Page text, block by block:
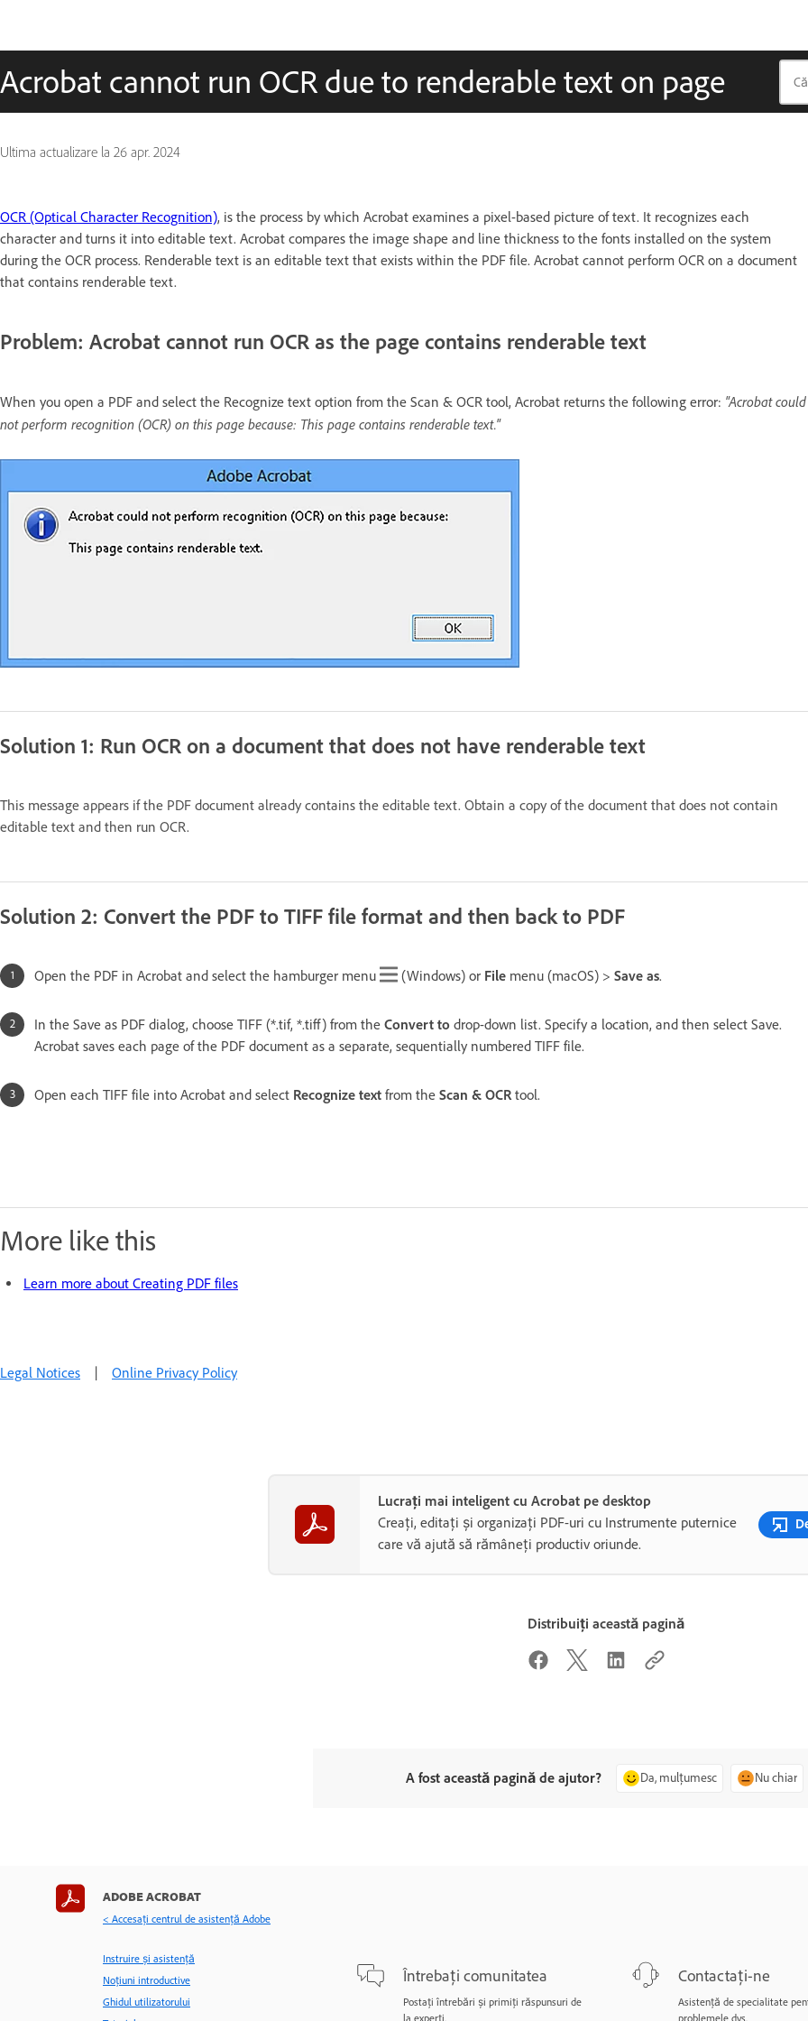
Acrobat cannot run OCR due to renderable text on page
Ultima actualizare la 26 apr. 2024
OCR (Optical Character Recognition), is the process by which Acrobat examines a pixel-based picture of text. It recognizes each
character and turns it into editable text. Acrobat compares the image shape and line thickness to the fonts installed on the system
during the OCR process. Renderable text is an editable text that exists within the PDF file. Acrobat cannot perform OCR on a document
that contains renderable text.
Problem: Acrobat cannot run OCR as the page contains renderable text
When you open a PDF and select the Recognize text option from the Scan & OCR tool, Acrobat returns the following error: "Acrobat could
not perform recognition (OCR) on this page because: This page contains renderable text."
Solution 1: Run OCR on a document that does not have renderable text
This message appears if the PDF document already contains the editable text. Obtain a copy of the document that does not contain
editable text and then run OCR.
Solution 2: Convert the PDF to TIFF file format and then back to PDF
Open the PDF in Acrobat and select the hamburger menu (Windows) or File menu (macOS) > Save as.
In the Save as PDF dialog, choose TIFF (*.tif, *.tiff) from the Convert to drop-down list. Specify a location, and then select Save.
Acrobat saves each page of the PDF document as a separate, sequentially numbered TIFF file.
Open each TIFF file into Acrobat and select Recognize text from the Scan & OCRtool.
More like this
Learn more about Creating PDF files
Legal Notices | Online Privacy Policy
Lucrați mai inteligent cu Acrobat pe desktop
Creați, editați și organizați PDF-uri cu Instrumente puternice
care vă ajută să rămâneți productiv oriunde.
Distribuiți această pagină
A fost această pagină de ajutor? Da, mulțumesc Nu chiar
ADOBE ACROBAT
< Accesaţi centrul de asistenţă Adobe
Instruire și asistență
Noțiuni introductive
Ghidul utilizatorului
Întrebați comunitatea
Postați întrebări și primiți răspunsuri de
la experți.
Contactați-ne
Asistență de specialitate
problemele dvs.